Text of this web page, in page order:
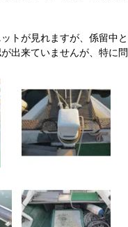
トが見れますが、係留中と
出来ていませんが、特に問